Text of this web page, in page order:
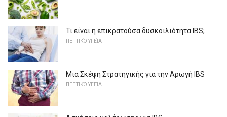
Τι είναι η επικρατούσα δυσκοιλιότητα IBS;
ΠΕΠΤΙΚΌ ΥΓΕΊΑ
Μια Σκέψη Στρατηγικής για την Αρωγή IBS
ΠΕΠΤΙΚΌ ΥΓΕΊΑ